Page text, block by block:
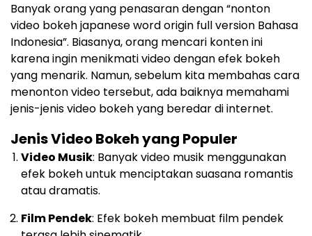
Banyak orang yang penasaran dengan “nonton
video bokeh japanese word origin full version Bahasa
Indonesia”. Biasanya, orang mencari konten ini
karena ingin menikmati video dengan efek bokeh
yang menarik. Namun, sebelum kita membahas cara
menonton video tersebut, ada baiknya memahami
jenis-jenis video bokeh yang beredar di internet.
Jenis Video Bokeh yang Populer
Video Musik: Banyak video musik menggunakan
efek bokeh untuk menciptakan suasana romantis
atau dramatis.
Film Pendek: Efek bokeh membuat film pendek